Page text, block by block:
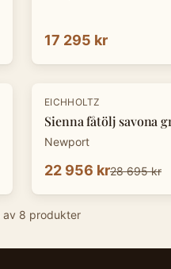
17 295 kr
-20%
EICHHOLTZ
Sienna fåtölj savona
Newport
22 956 kr28 695 kr
av 8 produkter